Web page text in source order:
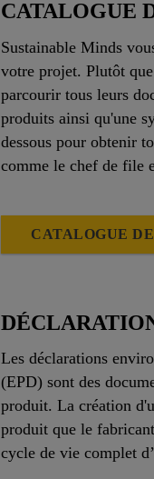
CATALOGUE
Sustainable Minds
votre projet. Plutôt
parcourir tous leurs
produits ainsi qu'une
dessous pour obtenir
comme le chef de file
CATALOGUE
Les déclarations
(EPD) sont des
produit. La création
produit que le
cycle de vie complet